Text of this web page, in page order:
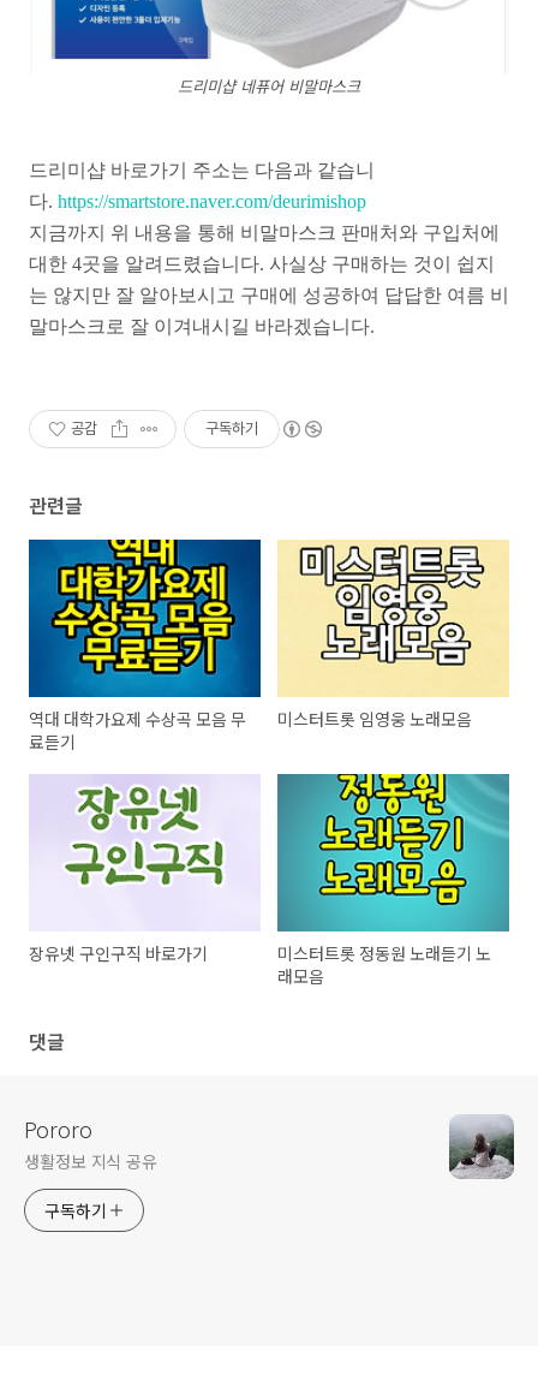
드리미샵 네퓨어 비말마스크
드리미샵 바로가기 주소는 다음과 같습니
다. https://smartstore.naver.com/deurimishop
지금까지 위 내용을 통해 비말마스크 판매처와 구입처에
대한 4곳을 알려드렸습니다. 사실상 구매하는 것이 쉽지
는 않지만 잘 알아보시고 구매에 성공하여 답답한 여름 비
말마스크로 잘 이겨내시길 바라겠습니다.
공감 구독하기
관련글
역대 대학가요제 수상곡 모음 무
료듣기
미스터트롯 임영웅 노래모음
장유넷 구인구직 바로가기
미스터트롯 정동원 노래듣기 노
래모음
댓글
Pororo
생활정보 지식 공유
구독하기